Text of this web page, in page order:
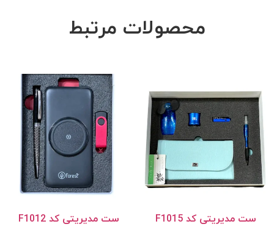
محصولات مرتبط
ست مدیریتی کد F1015
ست مدیریتی کد F1012